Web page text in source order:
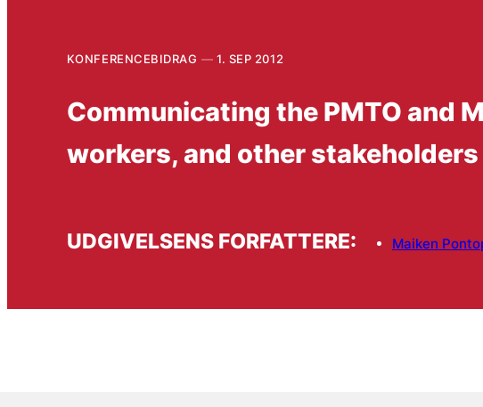
KONFERENCEBIDRAG 1. SEP 2012
Communicating the PMTO and
workers, and other stakeholders
UDGIVELSENS FORFATTERE: Maiken